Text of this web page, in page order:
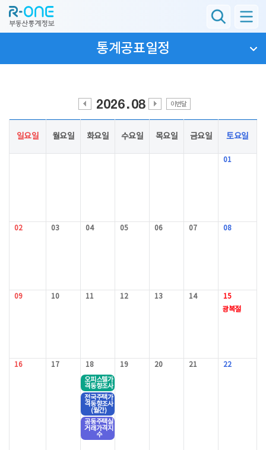
통계공표일정
이
다
이번달
일요일 월요일 화요일 수요일 목요일 금요일 토요일
01
02 03 04 05 06 07 08
09 10 11 12 13 14
15
광복절
16 17
18
오피스텔가
격동향조사
전국주택가
격동향조사
(월간)
공동주택실
거래가격지
수
19 20 21 22